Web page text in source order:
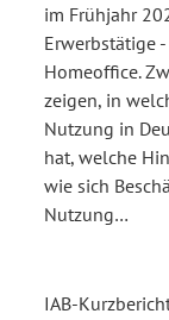
im Frühjahr
Erwerbstätige
Homeoffice.
zeigen, in
Nutzung in
hat, welche
wie sich
Nutzung…
IAB-